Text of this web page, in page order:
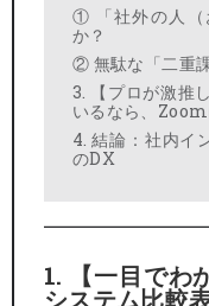
① 「社外の人（
か？
② 無駄な「二重
3. 【プロが激推
いるなら、Zoom
4. 結論：社内イ
のDX
1. 【一目でわ
システム比較